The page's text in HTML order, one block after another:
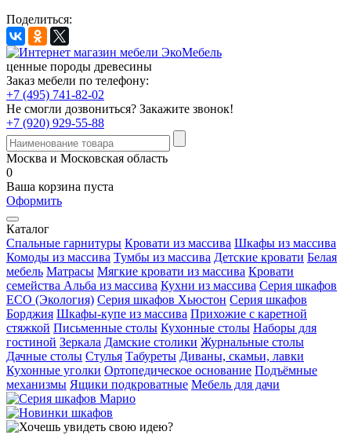
Поделиться:
ценные породы древесины
Заказ мебели по телефону:
+7 (495) 741-82-02
Не смогли дозвониться? Закажите звонок!
+7 (920) 929-55-88
Москва и Московская область
0
Ваша корзина пуста
Оформить
Каталог
Спальные гарнитуры Кровати из массива Шкафы из массива
Комоды из массива Тумбы из массива Детские кровати Белая
мебель Матрасы Мягкие кровати из массива Кровати
семейства Альба из массива Кухни из массива Серия шкафов
ECO (Экология) Серия шкафов Хьюстон Серия шкафов
Борджия Шкафы-купе из массива Прихожие с каретной
стяжкой Письменные столы Кухонные столы Наборы для
гостиной Зеркала Дамские столики Журнальные столы
Дачные столы Стулья Табуреты Диваны, скамьи, лавки
Кухонные уголки Ортопедическое основание Подъёмные
механизмы Ящики подкроватные Мебель для дачи